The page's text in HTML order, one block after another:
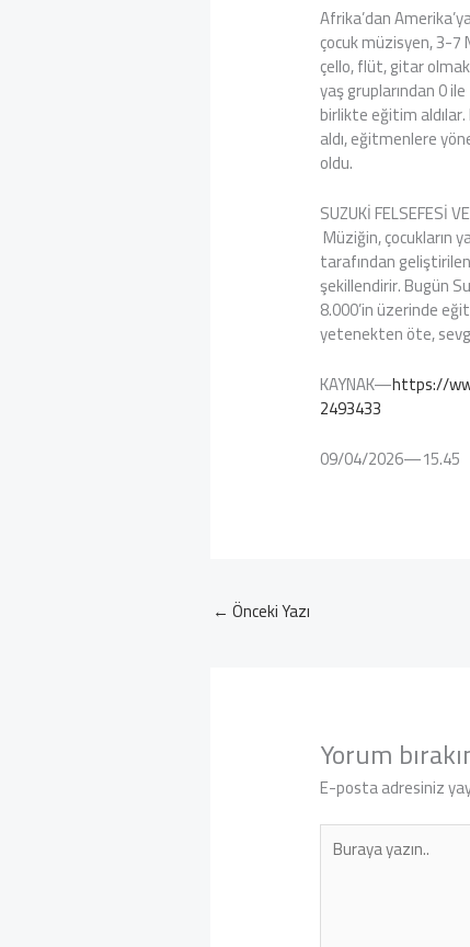
Afrika’dan
çocuk müzisyen, 3-7
çello, flüt, gitar
yaş gruplarından 0
birlikte eğitim aldılar.
aldı, eğitmenlere
oldu.
SUZUKİ FELSEFESİ
Müziğin, çocukların
tarafından
şekillendirir. Bugün
8.000’in üzerinde
yetenekten öte,
KAYNAK—https://
2493433
09/04/2026—15.45
← Önceki Yazı
Yorum
E-posta adresiniz
Buraya
yazın..